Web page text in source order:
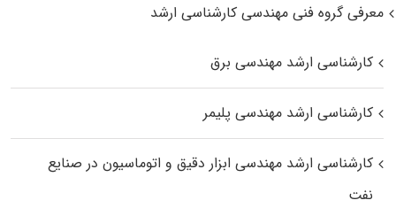
معرفی گروه فنی مهندسی کارشناسی ارشد
کارشناسی ارشد مهندسی برق
کارشناسی ارشد مهندسی پلیمر
کارشناسی ارشد مهندسی ابزار دقیق و اتوماسیون در صنایع
نفت